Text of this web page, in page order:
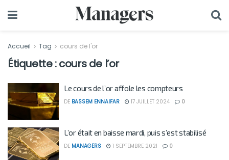
Accueil Tag cours de l'or
Étiquette :cours de l’or
Le cours de l’or affole les compteurs
DE BASSEM ENNAIFAR 17 JUILLET 2024 0
L’or était en baisse mardi, puis s’est stabilisé
DE MANAGERS 1 SEPTEMBRE 2021 0